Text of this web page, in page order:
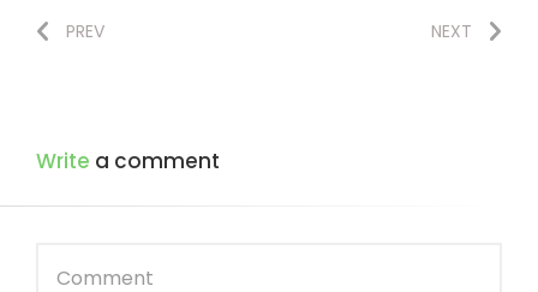
PREV NEXT
Write a comment